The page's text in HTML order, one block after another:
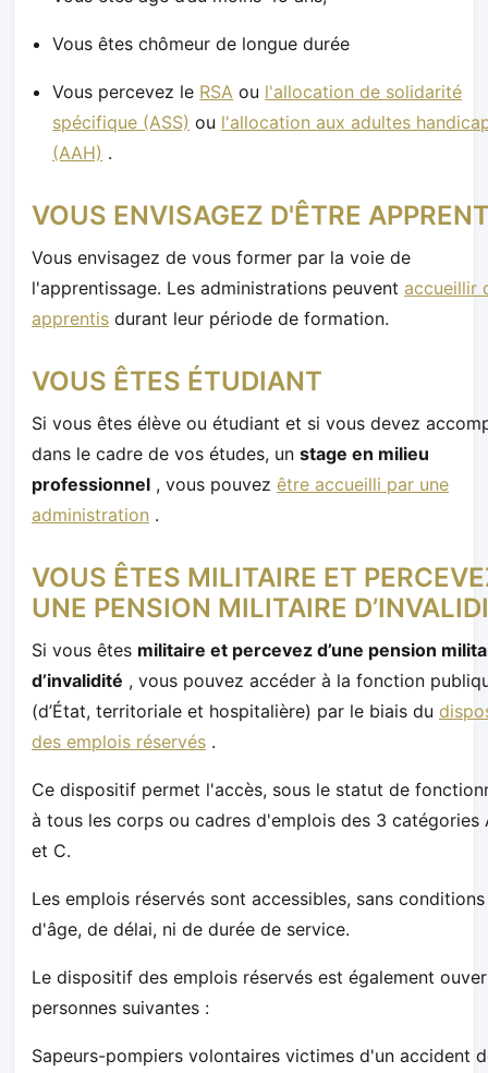
Vous êtes chômeur de longue durée
Vous percevez le RSA ou l'allocation de solidarité
spécifique (ASS) ou l'allocation aux adultes
(AAH) .
VOUS ENVISAGEZ D'ÊTRE
Vous envisagez de vous former par la voie de
l'apprentissage. Les administrations peuvent accueillir
apprentis durant leur période de formation.
VOUS ÊTES ÉTUDIANT
Si vous êtes élève ou étudiant et si vous devez
dans le cadre de vos études, un stage en milieu
professionnel , vous pouvez être accueilli par une
administration .
VOUS ÊTES MILITAIRE ET
UNE PENSION MILITAIRE
Si vous êtes militaire et percevez d’une pension
d’invalidité , vous pouvez accéder à la fonction
(d’État, territoriale et hospitalière) par le biais du
des emplois réservés .
Ce dispositif permet l'accès, sous le statut de
à tous les corps ou cadres d'emplois des 3 catégories
et C.
Les emplois réservés sont accessibles, sans conditions
d'âge, de délai, ni de durée de service.
Le dispositif des emplois réservés est également
personnes suivantes :
Sapeurs-pompiers volontaires victimes d'un accident